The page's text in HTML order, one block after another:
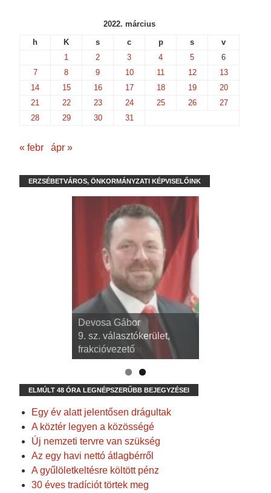
2022. március
h
K s c p s
v
1
2 3 4 5
6
7
8 9 10 11 12
13
14
15 16 17 18 19
20
21
22 23 24 25 26
27
28
29 30 31
« febr ápr »
ERZSÉBETVÁROS, ÖNKORMÁNYZATI KÉPVISELŐINK
dr. Kispál Tibor
3. sz. választókerület,
alpolgármester
Devosa Gábor
9. sz. választókerület,
frakcióvezető
ELMÚLT 48 ÓRA LEGNÉPSZERŰBB BEJEGYZÉSEI
Egy év alatt jelentősen drágultak
A köztér legyen a közösségé
Új nemzeti tervre van szükség
Az egy havi nettó átlagbérről
A gyűlöletkeltésre költött pénz
30 éves tradíciót törtek meg